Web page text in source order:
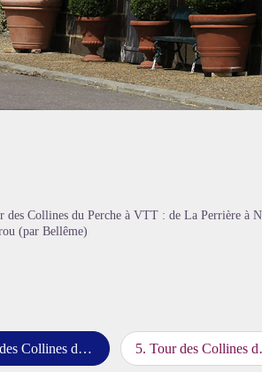
Voir l'image en plein écran
des Collines du Perche à VTT : de La Perrière à
(par Bellême)
à VTT : de La Perrière à Nogent-le-Rotrou (par Bellême) 5.Tour des Collines du Perche à VTT : de La Perrière à Nogent-le-Rotrou (par Igé)